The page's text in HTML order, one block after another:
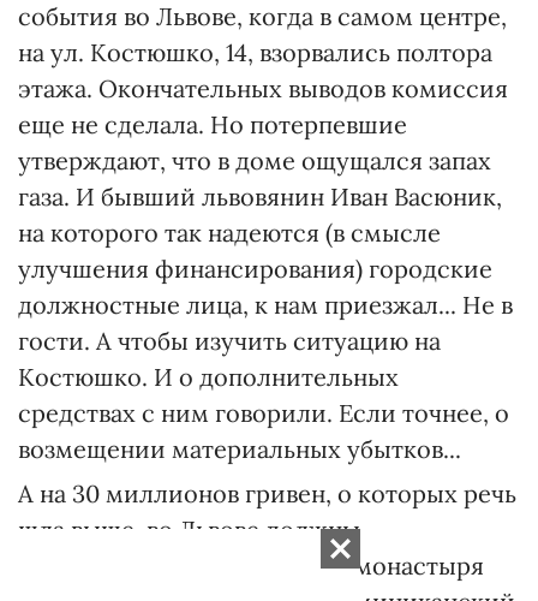
события во Львове, когда в самом центре,
на ул. Костюшко, 14, взорвались полтора
этажа. Окончательных выводов комиссия
еще не сделала. Но потерпевшие
утверждают, что в доме ощущался запах
газа. И бывший львовянин Иван Васюник,
на которого так надеются (в смысле
улучшения финансирования) городские
должностные лица, к нам приезжал... Не в
гости. А чтобы изучить ситуацию на
Костюшко. И о дополнительных
средствах с ним говорили. Если точнее, о
возмещении материальных убытков...
А на 30 миллионов гривен, о которых речь
шла выше, во Львове должны
отреставрировать комплекс монастыря